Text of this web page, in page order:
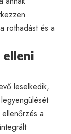
rothadást és a
leselkedik,
a